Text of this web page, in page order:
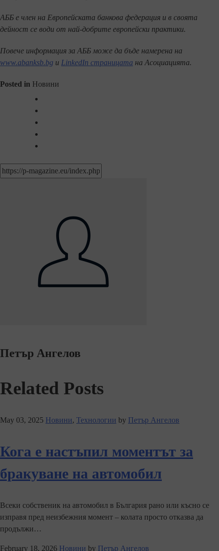
АББ е член на Европейската банкова федерация и в своята
дейност се води от най-добрите европейски практики.
Повече информация за АББ може да бъде намерена на
www.abanksb.bg и LinkedIn страницата на Асоциацията.
Posted in Новини
Петър Ангелов
Related Posts
May 03, 2025 Новини, Технологии by Петър Ангелов
Кога е настъпил моментът за
бракуване на автомобил
Всеки собственик на автомобил в България рано или късно се
изправя пред неизбежния момент – колата просто отказва да
продължи…
February 18, 2026 Новини by Петър Ангелов